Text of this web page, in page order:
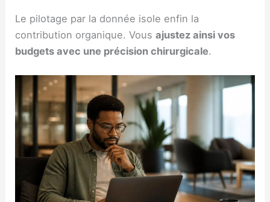
Le pilotage par la donnée isole enfin la
contribution organique. Vousajustez ainsi vos
budgets avec une précision chirurgicale.